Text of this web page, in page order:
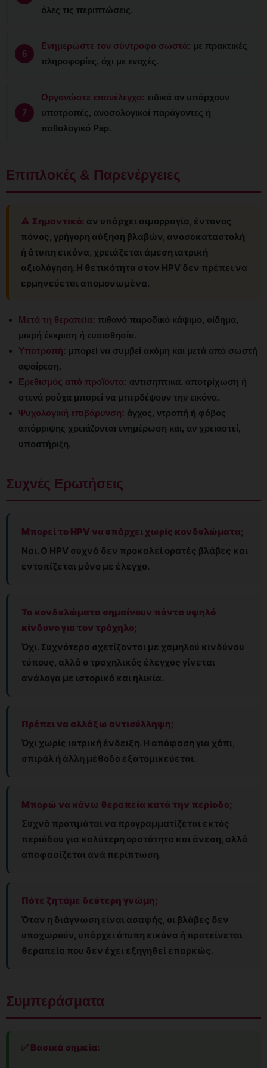
όλες τις περιπτώσεις.
Ενημερώστε τον σύντροφο σωστά: με πρακτικές
πληροφορίες, όχι με ενοχές.
Οργανώστε επανέλεγχο: ειδικά αν υπάρχουν
υποτροπές, ανοσολογικοί παράγοντες ή
παθολογικό Pap.
Επιπλοκές & Παρενέργειες
⚠️ Σημαντικό: αν υπάρχει αιμορραγία, έντονος
πόνος, γρήγορη αύξηση βλαβών, ανοσοκαταστολή
ή άτυπη εικόνα, χρειάζεται άμεση ιατρική
αξιολόγηση. Η θετικότητα στον HPV δεν πρέπει να
ερμηνεύεται απομονωμένα.
Μετά τη θεραπεία: πιθανό παροδικό κάψιμο, οίδημα,
μικρή έκκριση ή ευαισθησία.
Υποτροπή: μπορεί να συμβεί ακόμη και μετά από σωστή
αφαίρεση.
Ερεθισμός από προϊόντα: αντισηπτικά, αποτρίχωση ή
στενά ρούχα μπορεί να μπερδέψουν την εικόνα.
Ψυχολογική επιβάρυνση: άγχος, ντροπή ή φόβος
απόρριψης χρειάζονται ενημέρωση και, αν χρειαστεί,
υποστήριξη.
Συχνές Ερωτήσεις
Μπορεί το HPV να υπάρχει χωρίς κονδυλώματα;
Ναι. Ο HPV συχνά δεν προκαλεί ορατές βλάβες και
εντοπίζεται μόνο με έλεγχο.
Τα κονδυλώματα σημαίνουν πάντα υψηλό
κίνδυνο για τον τράχηλο;
Όχι. Συχνότερα σχετίζονται με χαμηλού κινδύνου
τύπους, αλλά ο τραχηλικός έλεγχος γίνεται
ανάλογα με ιστορικό και ηλικία.
Πρέπει να αλλάξω αντισύλληψη;
Όχι χωρίς ιατρική ένδειξη. Η απόφαση για χάπι,
σπιράλ ή άλλη μέθοδο εξατομικεύεται.
Μπορώ να κάνω θεραπεία κατά την περίοδο;
Συχνά προτιμάται να προγραμματίζεται εκτός
περιόδου για καλύτερη ορατότητα και άνεση, αλλά
αποφασίζεται ανά περίπτωση.
Πότε ζητάμε δεύτερη γνώμη;
Όταν η διάγνωση είναι ασαφής, οι βλάβες δεν
υποχωρούν, υπάρχει άτυπη εικόνα ή προτείνεται
θεραπεία που δεν έχει εξηγηθεί επαρκώς.
Συμπεράσματα
✅ Βασικά σημεία: